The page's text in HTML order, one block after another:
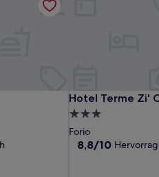
Hotel Terme Zi'
Hotel Terme Zi'
3.0-
Sterne-
Unterkunft
Forio
8.8
8,8/10